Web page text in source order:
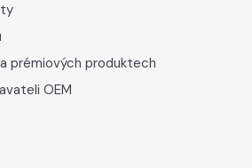
prémiových produktech
OEM